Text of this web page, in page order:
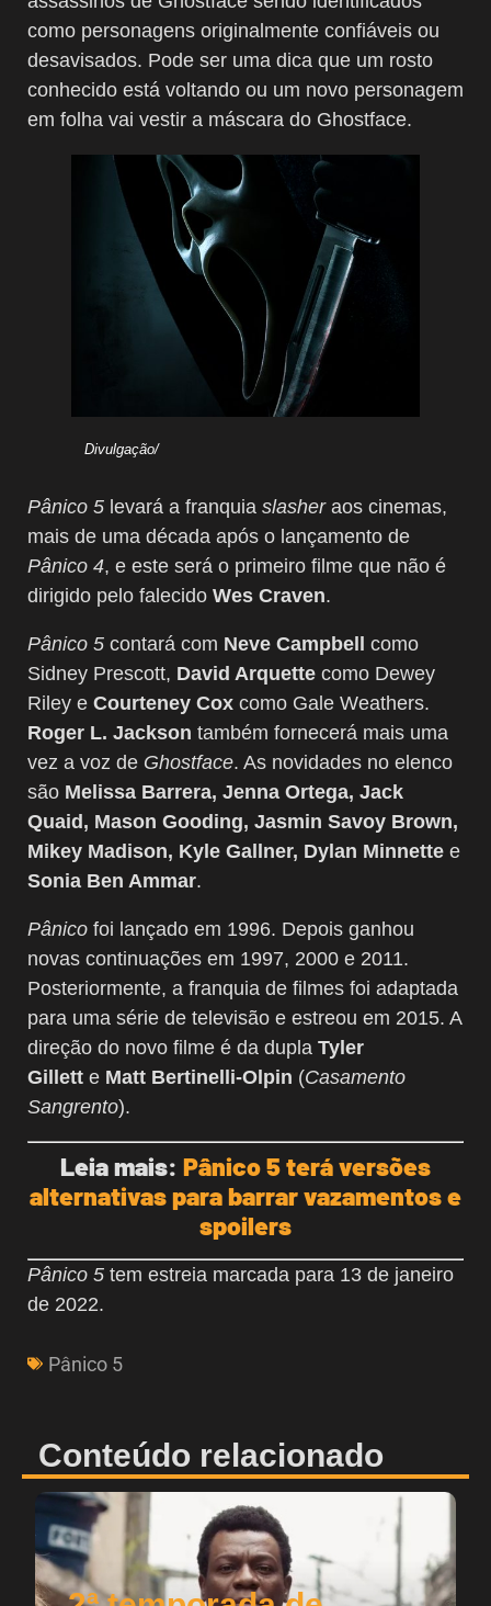
como personagens originalmente confiáveis ou
desavisados. Pode ser uma dica que um rosto
conhecido está voltando ou um novo personagem
em folha vai vestir a máscara do Ghostface.
Divulgação/
Pânico 5 levará a franquia slasheraos cinemas,
mais de uma década após o lançamento de
Pânico 4, e este será o primeiro filme que não é
dirigido pelo falecido Wes Craven.
Pânico 5 contará com Neve Campbell como
Sidney Prescott, David Arquette como Dewey
Riley e Courteney Cox como Gale Weathers.
Roger L. Jackson também fornecerá mais uma
vez a voz de Ghostface. As novidades no elenco
são Melissa Barrera, Jenna Ortega, Jack
Quaid, Mason Gooding, Jasmin Savoy Brown,
Mikey Madison, Kyle Gallner, Dylan Minnette e
Sonia Ben Ammar.
Pânico foi lançado em 1996. Depois ganhou
novas continuações em 1997, 2000 e 2011.
Posteriormente, a franquia de filmes foi adaptada
para uma série de televisão e estreou em 2015. A
direção do novo filme é da dupla Tyler
Gillett e Matt Bertinelli-Olpin (Casamento
Sangrento).
Leia mais: Pânico 5 terá versões
alternativas para barrar vazamentos e
spoilers
Pânico 5 tem estreia marcada para 13 de janeiro
de 2022.
Pânico 5
Conteúdo relacionado